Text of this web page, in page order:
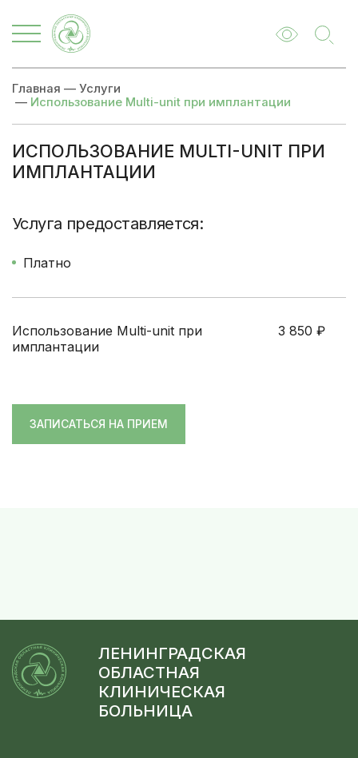
Главная — Услуги
— Использование Multi-unit при имплантации
ИСПОЛЬЗОВАНИЕ MULTI-UNIT ПРИ
ИМПЛАНТАЦИИ
Цены Записаться
Услуга предоставляется:
Платно
Использование Multi-unit при
имплантации
3 850 ₽
ЗАПИСАТЬСЯ НА ПРИЕМ
ЛЕНИНГРАДСКАЯ
ОБЛАСТНАЯ
КЛИНИЧЕСКАЯ
БОЛЬНИЦА